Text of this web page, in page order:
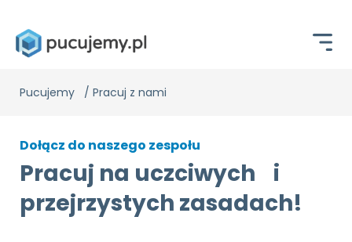
Pucujemy / Pracuj z nami
Dołącz do naszego zespołu
Pracuj na uczciwych i
przejrzystych zasadach!